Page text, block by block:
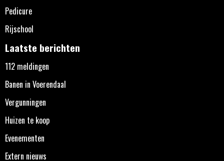
Pedicure
Rijschool
Laatste berichten
112 meldingen
Banen in Voerendaal
Vergunningen
Huizen te koop
Evenementen
Extern nieuws